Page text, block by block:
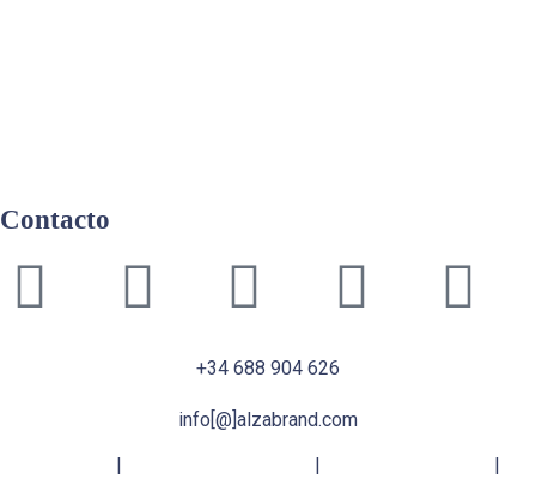
Contacto
+34 688 904 626
info[@]alzabrand.com
| | |